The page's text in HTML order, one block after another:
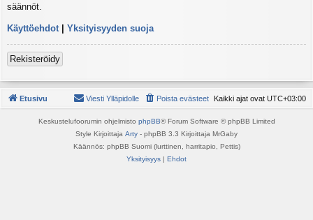
säännöt.
Käyttöehdot | Yksityisyyden suoja
Rekisteröidy
Etusivu Kaikki ajat ovat UTC+03:00
Poista evästeet
Viesti Ylläpidolle
Keskustelufoorumin ohjelmisto phpBB® Forum Software © phpBB Limited
Style Kirjoittaja Arty - phpBB 3.3 Kirjoittaja MrGaby
Käännös: phpBB Suomi (lurttinen, harritapio, Pettis)
Yksityisyys | Ehdot